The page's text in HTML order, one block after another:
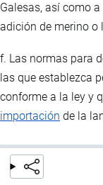
Galesas, así como
adición de merino o
f. Las normas para
las que establezca
conforme a la ley y
importación de la